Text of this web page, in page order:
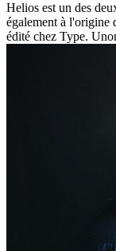
Helios est un des
également à l'origine
édité chez Type.